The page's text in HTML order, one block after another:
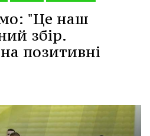
"Це наш
збір.
позитивні